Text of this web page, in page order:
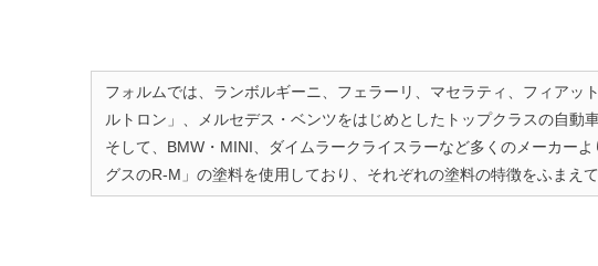
フォルムでは、ランボルギーニ、フェラーリ、マセラティ、フィアッ
ルトロン」、メルセデス・ベンツをはじめとしたトップクラスの自動
そして、BMW・MINI、ダイムラークライスラーなど多くのメーカー
グスのR-M」の塗料を使用しており、それぞれの塗料の特徴をふまえ